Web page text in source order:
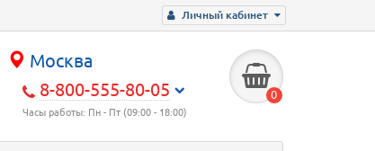
Личный кабинет
Москва
8-800-555-80-05
Часы работы: Пн - Пт (09:00 - 18:00)
0